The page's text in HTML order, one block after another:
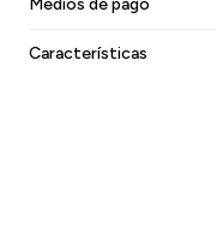
Medios de pago
Características